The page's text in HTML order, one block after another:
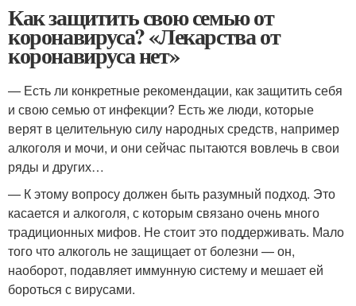
Как защитить свою семью от
коронавируса? «Лекарства от
коронавируса нет»
— Есть ли конкретные рекомендации, как защитить себя
и свою семью от инфекции? Есть же люди, которые
верят в целительную силу народных средств, например
алкоголя и мочи, и они сейчас пытаются вовлечь в свои
ряды и других…
— К этому вопросу должен быть разумный подход. Это
касается и алкоголя, с которым связано очень много
традиционных мифов. Не стоит это поддерживать. Мало
того что алкоголь не защищает от болезни — он,
наоборот, подавляет иммунную систему и мешает ей
бороться с вирусами.